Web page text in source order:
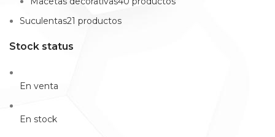
Suculentas21 productos
Stock status
En venta
En stock